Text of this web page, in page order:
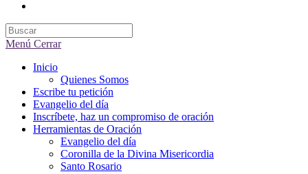
de
la
Menú Cerrar
Inicio
Quienes Somos
Escribe tu petición
Evangelio del día
Inscríbete, haz un compromiso de oración
Herramientas de Oración
Evangelio del día
Coronilla de la Divina Misericordia
Santo Rosario